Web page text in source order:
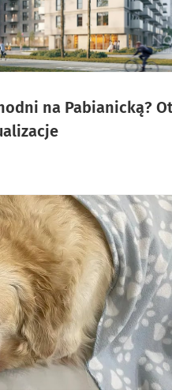
na Pabianicką?